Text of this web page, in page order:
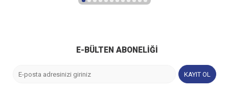
E-BÜLTEN ABONELIĞI
KAYIT OL